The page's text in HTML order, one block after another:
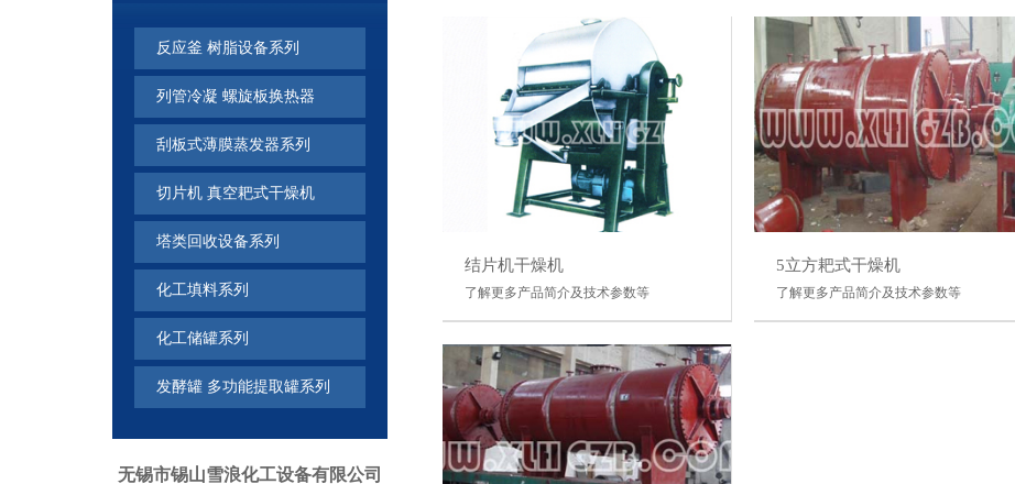
反应釜 树脂设备系列
列管冷凝 螺旋板换热器
刮板式薄膜蒸发器系列
切片机 真空耙式干燥机
塔类回收设备系列
化工填料系列
化工储罐系列
发酵罐 多功能提取罐系列
无锡市锡山雪浪化工设备有限公司
结片机干燥机
了解更多产品简介及技术参数等
5立方耙式干燥机
了解更多产品简介及技术参数等